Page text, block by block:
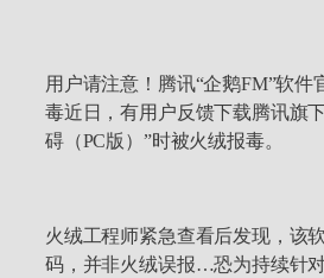
用户请注意！腾讯“企鹅FM”软件
毒近日，有用户反馈下载腾讯旗
碍（PC版）”时被火绒报毒。
火绒工程师紧急查看后发现，该
码，并非火绒误报…恐为持续针